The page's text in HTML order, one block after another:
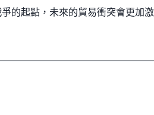
的起點，未來的貿易衝突會更加激